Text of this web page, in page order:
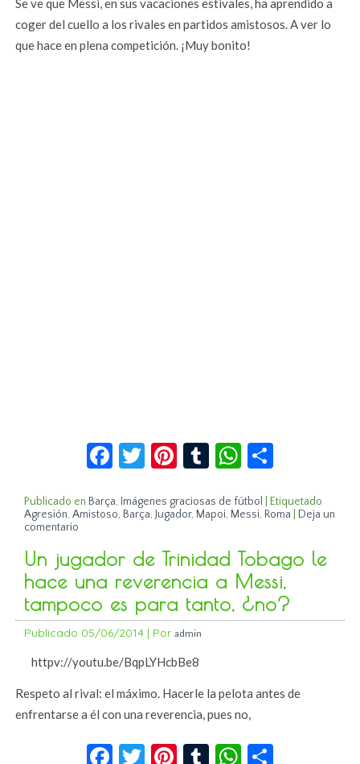
Se ve que Messi, en sus vacaciones estivales, ha aprendido a
coger del cuello a los rivales en partidos amistosos. A ver lo
que hace en plena competición. ¡Muy bonito!
Facebook
Twitter
Pinterest
TumblrWhatsApp
Publicado en Barça, Imágenes graciosas de fútbol
Etiquetado
Agresión,Amistoso, Barça, Jugador, Mapoi, Messi, Roma
Deja un
comentario
Un jugador de Trinidad Tobago le
hace una reverencia a Messi,
tampoco es para tanto, ¿no?
Publicado 05/06/2014 | Por admin
httpv://youtu.be/BqpLYHcbBe8
Respeto al rival: el máximo. Hacerle la pelota antes de
enfrentarse a él con una reverencia, pues no,
Facebook
Twitter
Pinterest
TumblrWhatsApp